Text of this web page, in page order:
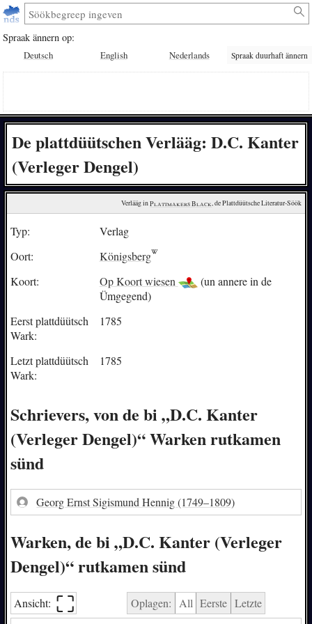
Spraak ännern op:
Deutsch English Nederlands Spraak duurhaft ännern
De plattdüütschen Verlääg: D.C. Kanter
(Verleger Dengel)
Verlääg in Plattmakers Black, de Plattdüütsche Literatur-Söök
Typ:
Verlag
Oort:
Königsberg
Koort:
Op Koort wiesen
(un annere in de
Ümgegend)
Eerst plattdüütsch
Wark:
1785
Letzt plattdüütsch
Wark:
1785
Schrievers, von de bi „D.C. Kanter
(Verleger Dengel)“ Warken rutkamen
sünd
Georg Ernst Sigismund Hennig(1749–1809)
Warken, de bi „D.C. Kanter (Verleger
Dengel)“ rutkamen sünd
Ansicht: ⛶︎ Oplagen: All Eerste Letzte